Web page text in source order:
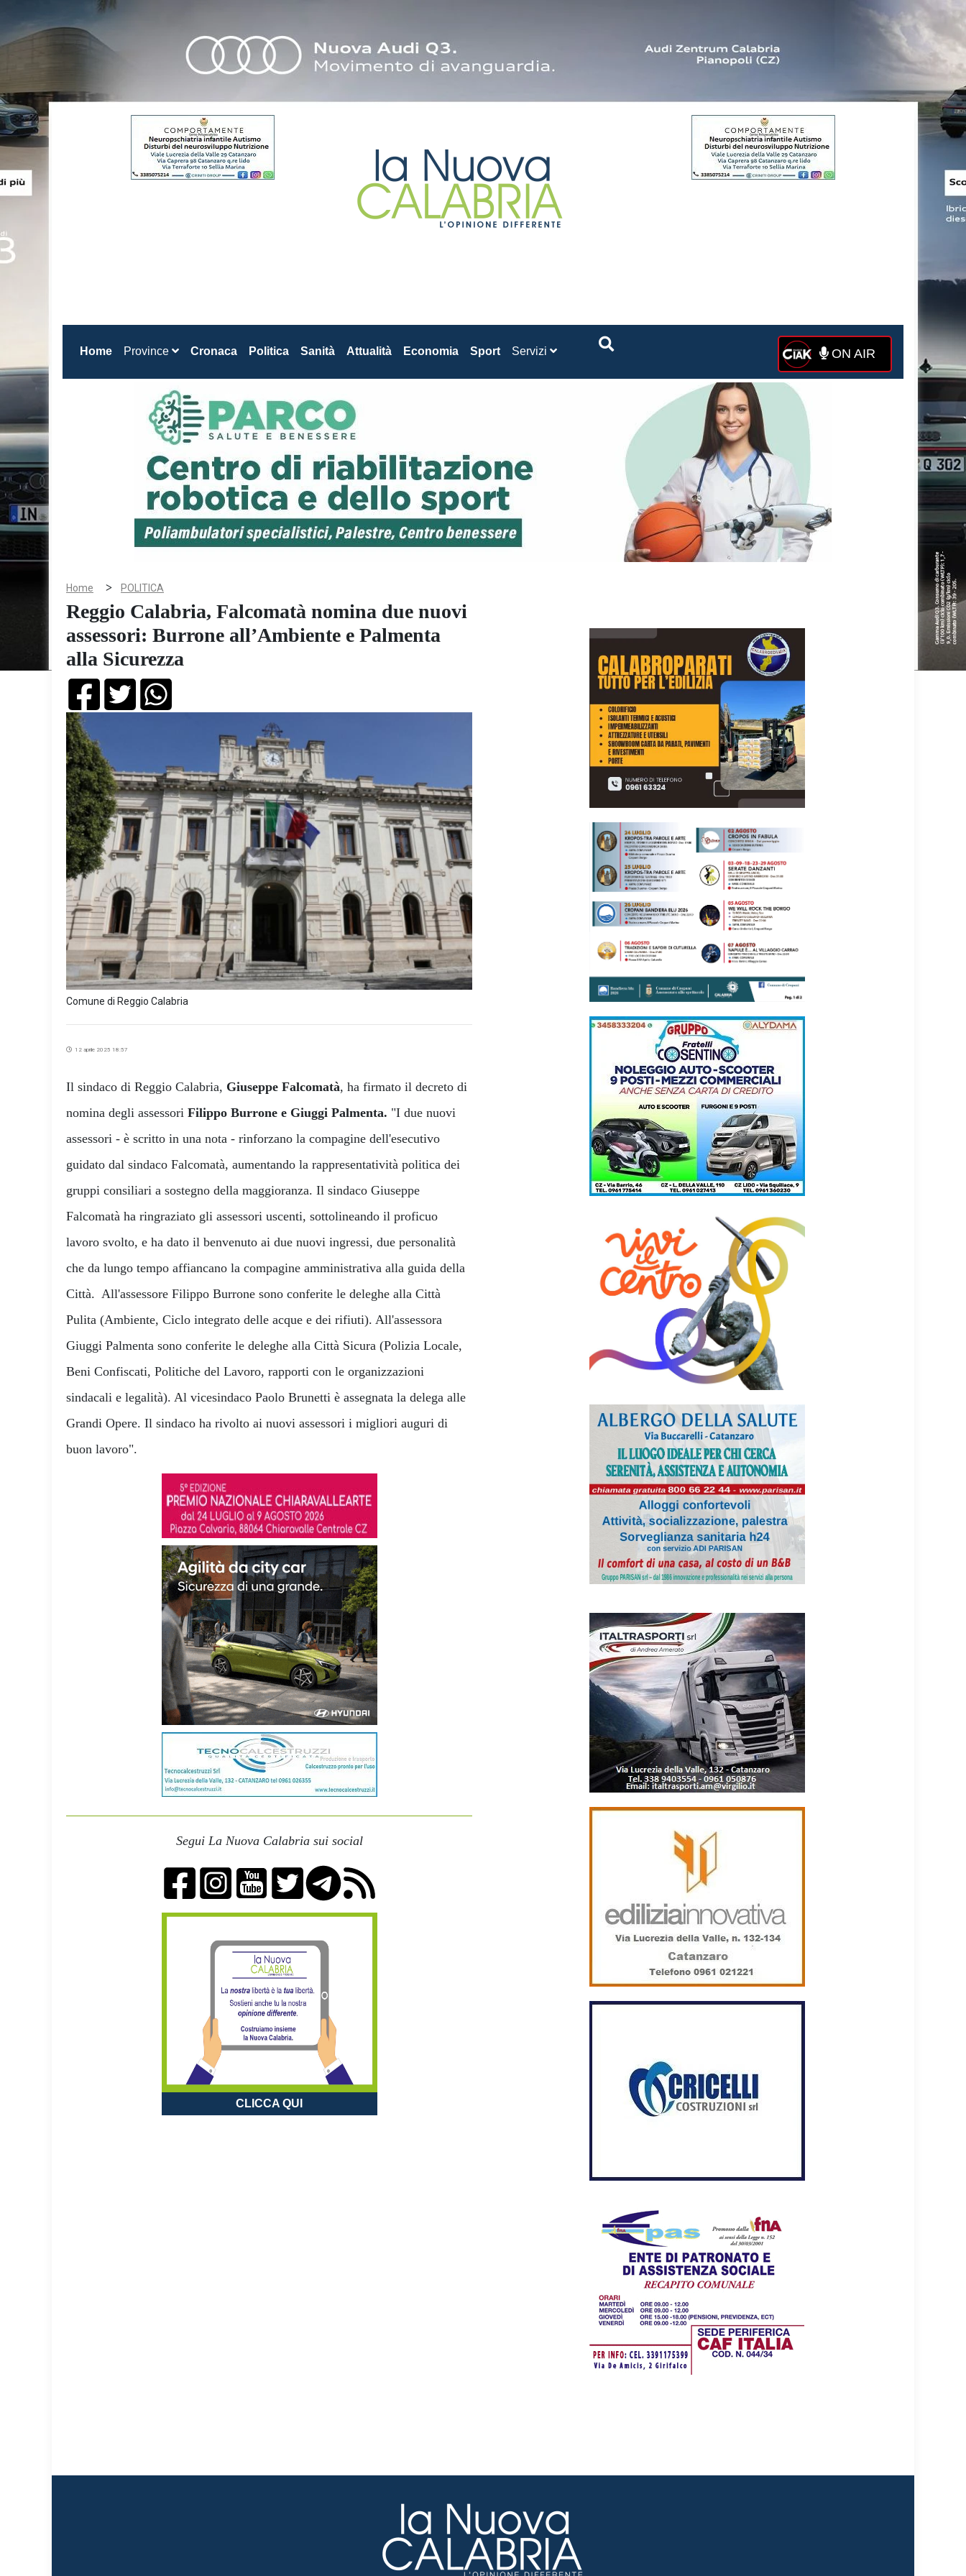
Home(current)
Province Cronaca Politica Sanità Attualità Economia Sport Servizi ON AIR
Home > POLITICA
Reggio Calabria, Falcomatà nomina due nuovi
assessori: Burrone all’Ambiente e Palmenta
alla Sicurezza
Comune di Reggio Calabria
12 aprile 2025 18:57
Il sindaco di Reggio Calabria, Giuseppe Falcomatà, ha firmato il decreto di
nomina degli assessori Filippo Burrone e Giuggi Palmenta. "I due nuovi
assessori - è scritto in una nota - rinforzano la compagine dell'esecutivo
guidato dal sindaco Falcomatà, aumentando la rappresentatività politica dei
gruppi consiliari a sostegno della maggioranza. Il sindaco Giuseppe
Falcomatà ha ringraziato gli assessori uscenti, sottolineando il proficuo
lavoro svolto, e ha dato il benvenuto ai due nuovi ingressi, due personalità
che da lungo tempo affiancano la compagine amministrativa alla guida della
Città. All'assessore Filippo Burrone sono conferite le deleghe alla Città
Pulita (Ambiente, Ciclo integrato delle acque e dei rifiuti). All'assessora
Giuggi Palmenta sono conferite le deleghe alla Città Sicura (Polizia Locale,
Beni Confiscati, Politiche del Lavoro, rapporti con le organizzazioni
sindacali e legalità). Al vicesindaco Paolo Brunetti è assegnata la delega alle
Grandi Opere. Il sindaco ha rivolto ai nuovi assessori i migliori auguri di
buon lavoro".
Segui La Nuova Calabria sui social
CLICCA QUI